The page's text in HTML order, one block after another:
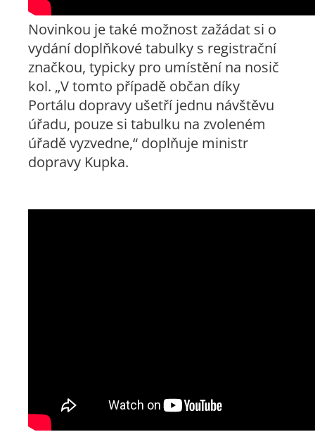
Novinkou je také možnost zažádat si o
vydání doplňkové tabulky s registrační
značkou, typicky pro umístění na nosič
kol. „V tomto případě občan díky
Portálu dopravy ušetří jednu návštěvu
úřadu, pouze si tabulku na zvoleném
úřadě vyzvedne,“ doplňuje ministr
dopravy Kupka.